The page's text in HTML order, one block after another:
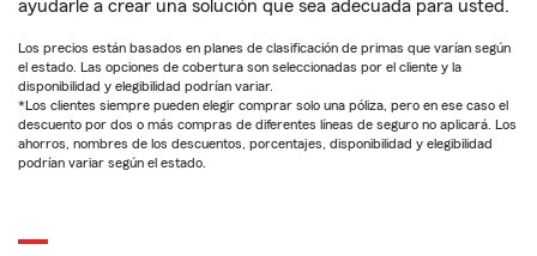
ayudarle a crear una solución que sea adecuada para usted.
Los precios están basados en planes de clasificación de primas que varían según
el estado. Las opciones de cobertura son seleccionadas por el cliente y la
disponibilidad y elegibilidad podrían variar.
*Los clientes siempre pueden elegir comprar solo una póliza, pero en ese caso el
descuento por dos o más compras de diferentes líneas de seguro no aplicará. Los
ahorros, nombres de los descuentos, porcentajes, disponibilidad y elegibilidad
podrían variar según el estado.